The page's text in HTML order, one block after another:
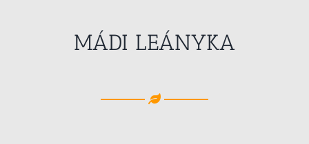
MÁDI LEÁNYKA